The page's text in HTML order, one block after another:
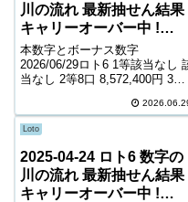
川の流れ 最新抽せん結果
キャリーオーバー中 !
228,591,918円
本数字とボーナス数字
2026/06/29ロト6 1等該当なし
当なし 2等8口 8,572,400円 3等
7,700円 5等168,868口 1,000円
キャリーオーバー 228,591...
Loto
2025-04-24 ロト6 数字の
川の流れ 最新抽せん結果
キャリーオーバー中 !